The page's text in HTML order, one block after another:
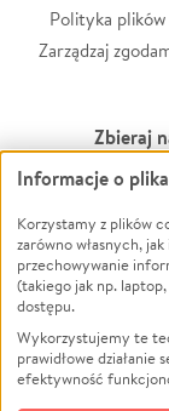
Polityka
Zarządzaj
Zbieraj
Leczenie
Pożar
Ukraina
Pomoc
Projekty
Informacje o
Korzystamy z plików
zarówno własnych,
przechowywanie
(takiego jak np.
dostępu.
Wykorzystujemy te
prawidłowe działanie
efektywność